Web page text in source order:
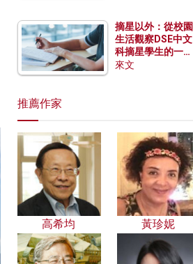
摘星以外：從校園
生活觀察DSE中文
科摘星學生的一點
特質
來文
推薦作家
高希均 黃珍妮